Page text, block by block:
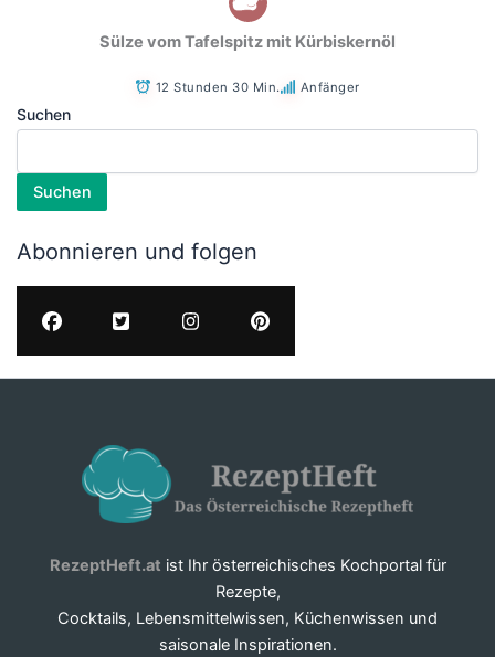
Sülze vom Tafelspitz mit Kürbiskernöl
12 Stunden 30 Min. Anfänger
Suchen
Suchen
Abonnieren und folgen
RezeptHeft.at ist Ihr österreichisches Kochportal für
Rezepte,
Cocktails, Lebensmittelwissen, Küchenwissen und
saisonale Inspirationen.